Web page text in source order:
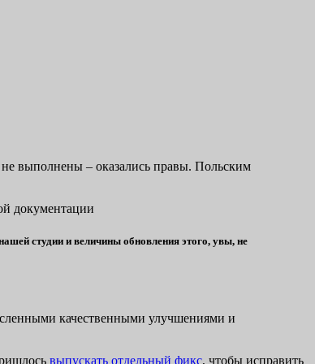
не выполнены – оказались правы. Польским
документации
студии и величины обновления этого, увы, не
качественными улучшениями и
выпускать отдельный фикс, чтобы исправить